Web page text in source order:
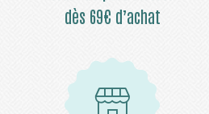
dès 69€ d’achat